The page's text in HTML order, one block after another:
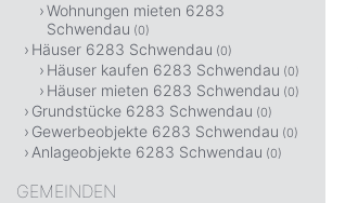
Wohnungen mieten 6283
Schwendau (0)
Häuser 6283 Schwendau (0)
Häuser kaufen 6283 Schwendau (0)
Häuser mieten 6283 Schwendau (0)
Grundstücke 6283 Schwendau (0)
Gewerbeobjekte 6283 Schwendau (0)
Anlageobjekte 6283 Schwendau (0)
GEMEINDEN